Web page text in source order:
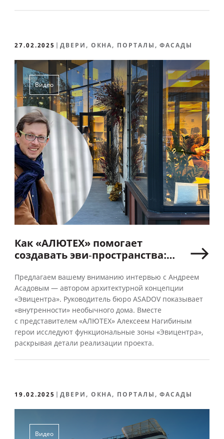
27.02.2025 ДВЕРИ, ОКНА, ПОРТАЛЫ, ФАСАДЫ
Видео
Как «АЛЮТЕХ» помогает
создавать эви‑пространства:
Асадовым
Предлагаем вашему вниманию интервью с Андреем
Асадовым — автором архитектурной концепции
«Эвицентра». Руководитель бюро ASADOV показывает
«внутренности» необычного дома. Вместе
с представителем «АЛЮТЕХ» Алексеем Нагибиным
герои исследуют функциональные зоны «Эвицентра»,
раскрывая детали реализации проекта.
19.02.2025 ДВЕРИ, ОКНА, ПОРТАЛЫ, ФАСАДЫ
Видео